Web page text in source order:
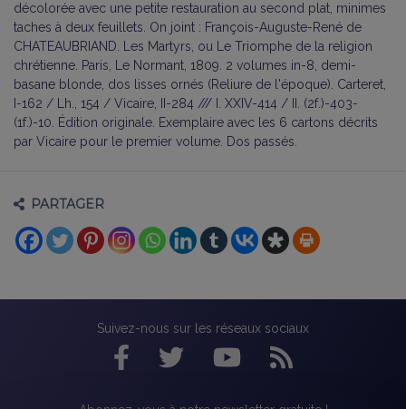
décolorée avec une petite restauration au second plat, minimes
taches à deux feuillets. On joint : François-Auguste-René de
CHATEAUBRIAND. Les Martyrs, ou Le Triomphe de la religion
chrétienne. Paris, Le Normant, 1809. 2 volumes in-8, demi-
basane blonde, dos lisses ornés (Reliure de l'époque). Carteret,
I-162 / Lh., 154 / Vicaire, II-284 /// I. XXIV-414 / II. (2f.)-403-
(1f.)-10. Édition originale. Exemplaire avec les 6 cartons décrits
par Vicaire pour le premier volume. Dos passés.
PARTAGER
Suivez-nous sur les réseaux sociaux